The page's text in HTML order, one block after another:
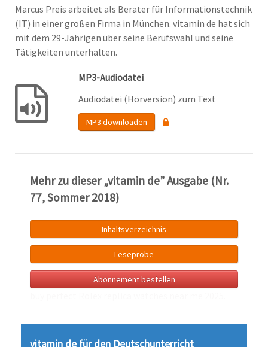
Marcus Preis arbeitet als Berater für Informationstechnik
(IT) in einer großen Firma in München. vitamin de hat sich
mit dem 29-Jährigen über seine Berufswahl und seine
Tätigkeiten unterhalten.
MP3-Audiodatei
Audiodatei (Hörversion) zum Text
MP3 downloaden
Mehr zu dieser „vitamin de” Ausgabe (Nr.
77, Sommer 2018)
Inhaltsverzeichnis
Leseprobe
Abonnement bestellen
vitamin de für den Deutsch­unter­richt